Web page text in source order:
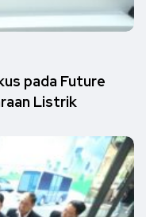
pada Future
Listrik